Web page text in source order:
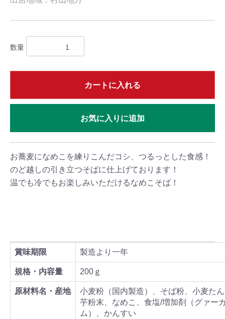
数量
カートに入れる
お気に入りに追加
お蕎麦になめこを練りこんだコシ、つるっとした食感！
のど越しの引き立つそばに仕上げております！
温でも冷でもお楽しみいただけるなめこそば！
賞味期限 製造より一年
規格・内容量 200ｇ
原材料名・産地
小麦粉（国内製造）、そば粉、小麦た
芋粉末、なめこ、食塩/増加剤（グァー
ム）、かんすい